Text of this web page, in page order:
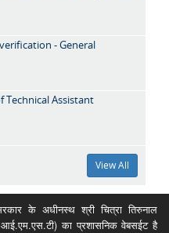
- General
Technical Assistant
View All
के अधीनस्थ श्री चित्रा तिरुनाल
का प्रशासनिक वेबसईट है